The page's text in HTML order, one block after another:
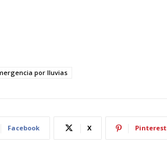
por lluvias
Facebook X Pinterest